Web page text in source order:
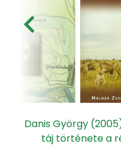
Danis György
táj története a